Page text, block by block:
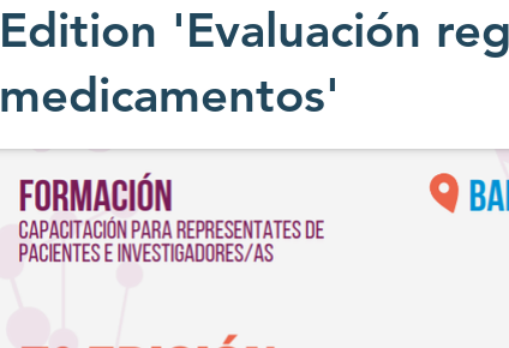
Edition 'Evaluación
medicamentos'